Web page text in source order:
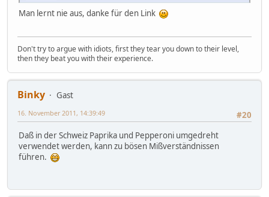
Man lernt nie aus, danke für den Link
Don't try to argue with idiots, first they tear you down to their level,
then they beat you with their experience.
Binky
Gast
#20
16. November 2011, 14:39:49
Daß in der Schweiz Paprika und Pepperoni umgedreht
verwendet werden, kann zu bösen Mißverständnissen
führen.